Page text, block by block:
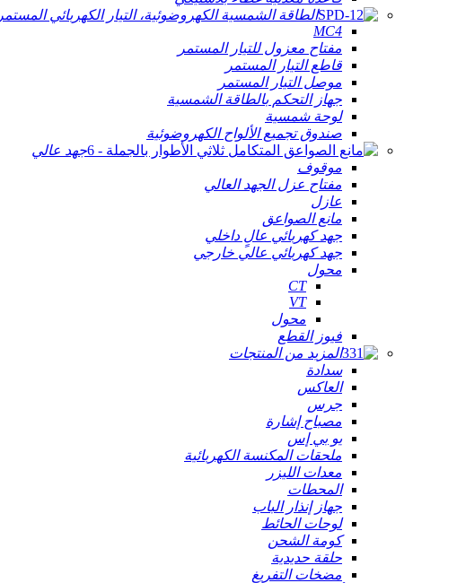
الطاقة الشمسية الكهروضوئية، التيار الكهربائي المستمر
MC4
مفتاح معزول للتيار المستمر
قاطع التيار المستمر
موصل التيار المستمر
جهاز التحكم بالطاقة الشمسية
لوحة شمسية
صندوق تجميع الألواح الكهروضوئية
جهد عالي
موقوف
مفتاح عزل الجهد العالي
عازل
مانع الصواعق
جهد كهربائي عالٍ داخلي
جهد كهربائي عالي خارجي
محول
CT
VT
محول
فيوز القطع
المزيد من المنتجات
سدادة
العاكس
جرس
مصباح إشارة
يو بي إس
ملحقات المكنسة الكهربائية
معدات الليزر
المحطات
جهاز إنذار الباب
لوحات الحائط
كومة الشحن
حلقة حديدية
مضخات التفريغ